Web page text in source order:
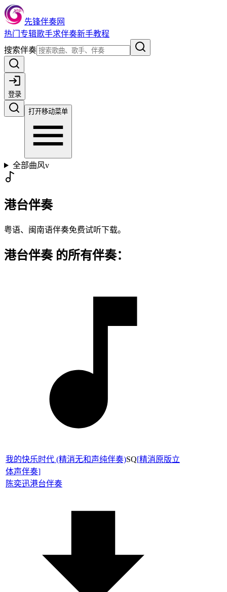
先锋伴奏网
热门 专辑歌手求伴奏新手教程
搜索伴奏
登录
打开移动菜单
全部曲风v
港台伴奏
粤语、闽南语伴奏免费试听下载。
港台伴奏 的所有伴奏：
我的快乐时代 (精消无和声纯伴奏)SQ[精消原版立
体声伴奏]
陈奕迅港台伴奏